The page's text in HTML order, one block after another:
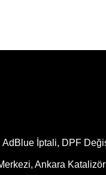
İptali, DPF
Ankara Katalizör